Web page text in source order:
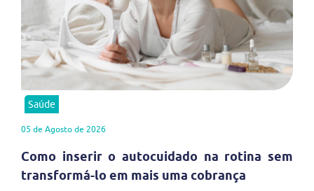
Saúde
05 de Agosto de 2026
Como inserir o autocuidado na rotina sem
transformá-lo em mais uma cobrança